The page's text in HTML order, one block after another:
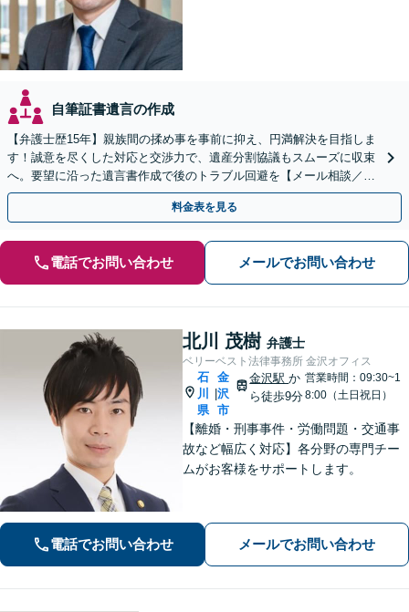
自筆証書遺言の作成
【弁護士歴15年】親族間の揉め事を事前に抑え、円満解決を目指しま
す！誠意を尽くした対応と交渉力で、遺産分割協議もスムーズに収束
へ。要望に沿った遺言書作成で後のトラブル回避を【メール相談／W
eb面談可】
料金表を見る
電話でお問い合わせ メールでお問い合わせ
北川 茂樹 弁護士
ベリーベスト法律事務所 金沢オフィス
石
川
県
|
金
沢
市
金沢駅か
ら徒歩9分
営業時間：09:30~1
8:00（土日祝日）
【離婚・刑事事件・労働問題・交通事
故など幅広く対応】各分野の専門チー
ムがお客様をサポートします。
電話でお問い合わせ メールでお問い合わせ